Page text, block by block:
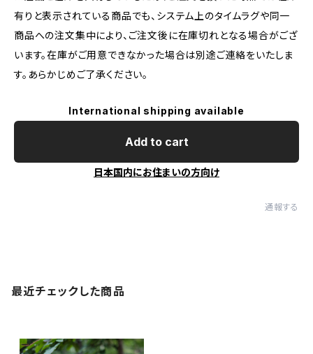
有りと表示されている商品でも、システム上のタイムラグや同一
商品への注文集中により、ご注文後に在庫切れとなる場合がござ
います。在庫がご用意できなかった場合は別途ご連絡をいたしま
す。あらかじめご了承ください。
International shipping available
Add to cart
日本国内にお住まいの方向け
通報する
最近チェックした商品